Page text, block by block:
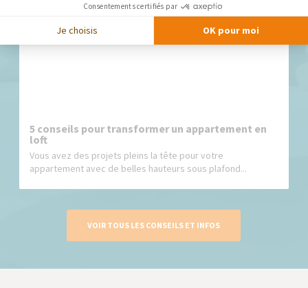
5 conseils pour transformer un appartement en
loft
Vous avez des projets pleins la tête pour votre
appartement avec de belles hauteurs sous plafond...
VOIR TOUS LES CONSEILS ET INFOS
Consentements certifiés par
Je choisis OK pour moi